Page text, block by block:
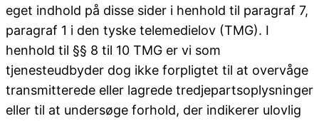
eget indhold på disse sider i henhold til paragraf 7,
paragraf 1 i den tyske telemedielov (TMG). I
henhold til §§ 8 til 10 TMG er vi som
tjenesteudbyder dog ikke forpligtet til at overvåge
transmitterede eller lagrede tredjepartsoplysninger
eller til at undersøge forhold, der indikerer ulovlig